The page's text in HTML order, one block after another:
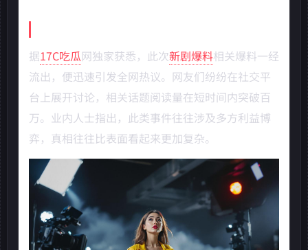
据17C吃瓜网独家获悉，此次新剧爆料相关爆料一经
流出，便迅速引发全网热议。网友们纷纷在社交平
台上展开讨论，相关话题阅读量在短时间内突破百
万。业内人士指出，此类事件往往涉及多方利益博
弈，真相往往比表面看起来更加复杂。